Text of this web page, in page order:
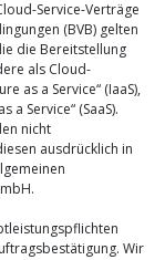
Service-Verträge
(BVB) gelten
die Bereitstellung
als Cloud-
as a Service“ (IaaS),
a Service“ (SaaS).
nicht
ausdrücklich in
Wir